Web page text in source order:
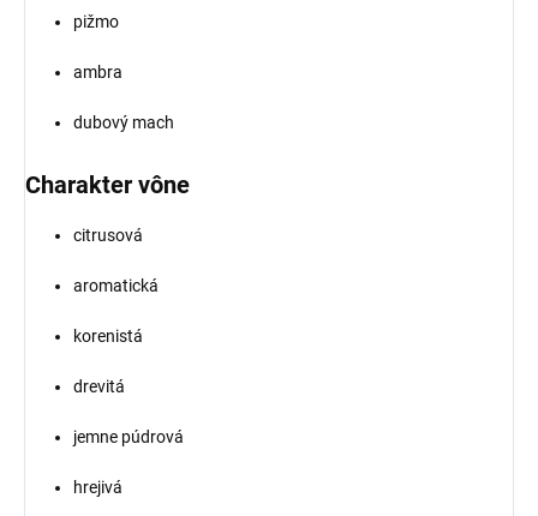
pižmo
ambra
dubový mach
Charakter vône
citrusová
aromatická
korenistá
drevitá
jemne púdrová
hrejivá